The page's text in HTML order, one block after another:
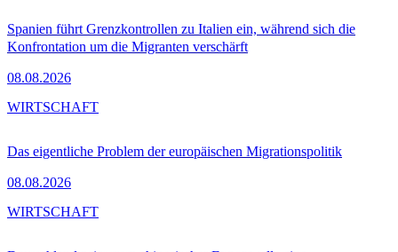
Spanien führt Grenzkontrollen zu Italien ein, während sich die
Konfrontation um die Migranten verschärft
08.08.2026
Das eigentliche Problem der europäischen Migrationspolitik
08.08.2026
WIRTSCHAFT
WIRTSCHAFT